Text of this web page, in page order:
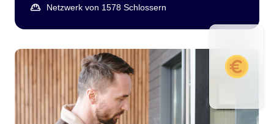
Netzwerk von 1578 Schlossern